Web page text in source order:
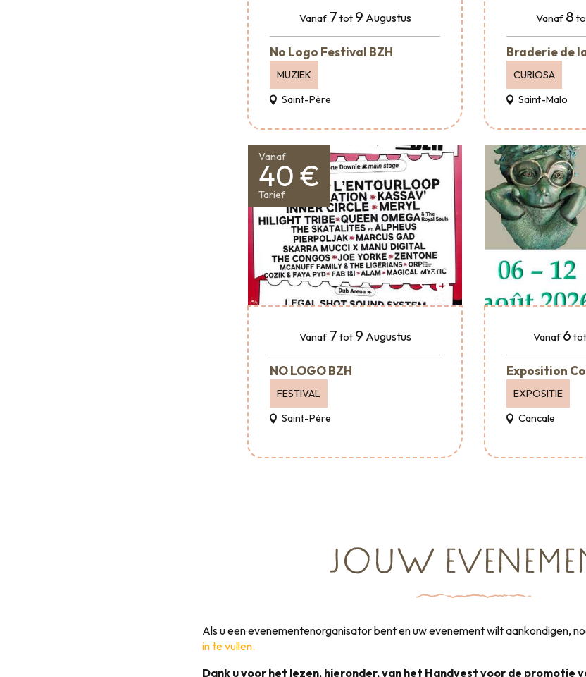
Vanaf 7 tot 9 Augustus
No Logo Festival BZH
MUZIEK
Saint-Père
Vanaf 8
Braderie de
CURIOSA
Saint-Malo
Vanaf
40 €
Tarief
Vanaf 7 tot 9 Augustus
NO LOGO BZH
FESTIVAL
Saint-Père
Vanaf 6 tot
Exposition
EXPOSITIE
Cancale
JOUW
Als u een evenementenorganisator bent en uw evenement wilt aankondigen,
in te vullen.
Dank u voor het lezen, hieronder, van het Handvest voor de promotie